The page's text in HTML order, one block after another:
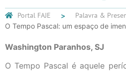
Portal FAJE Palavra &
O Tempo Pascal: um espaço de
Washington Paranhos, SJ
O Tempo Pascal é aquele